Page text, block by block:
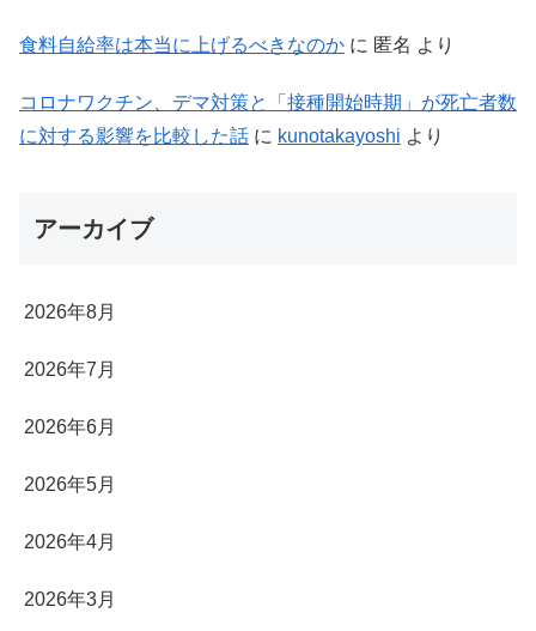
食料自給率は本当に上げるべきなのか に 匿名 より
コロナワクチン、デマ対策と「接種開始時期」が死亡者数
に対する影響を比較した話 に kunotakayoshi より
アーカイブ
2026年8月
2026年7月
2026年6月
2026年5月
2026年4月
2026年3月